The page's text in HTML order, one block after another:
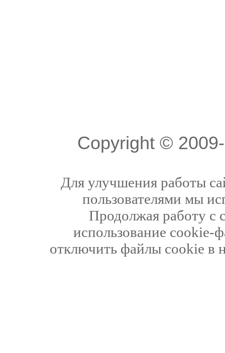
Copyright ©
Для улучшения работы
пользователями мы
Продолжая работу с
использование cookie-
отключить файлы cookie в